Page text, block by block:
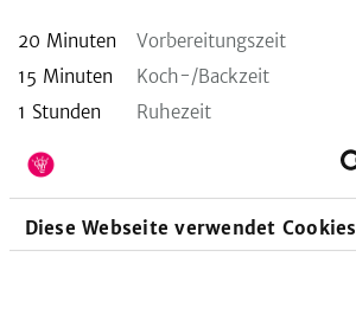
Diese Webseite verwendet Cookies
20 Minuten
Vorbereitungszeit
15 Minuten
Koch-/Backzeit
1 Stunden Ruhezeit
Nährwerte pro Portion